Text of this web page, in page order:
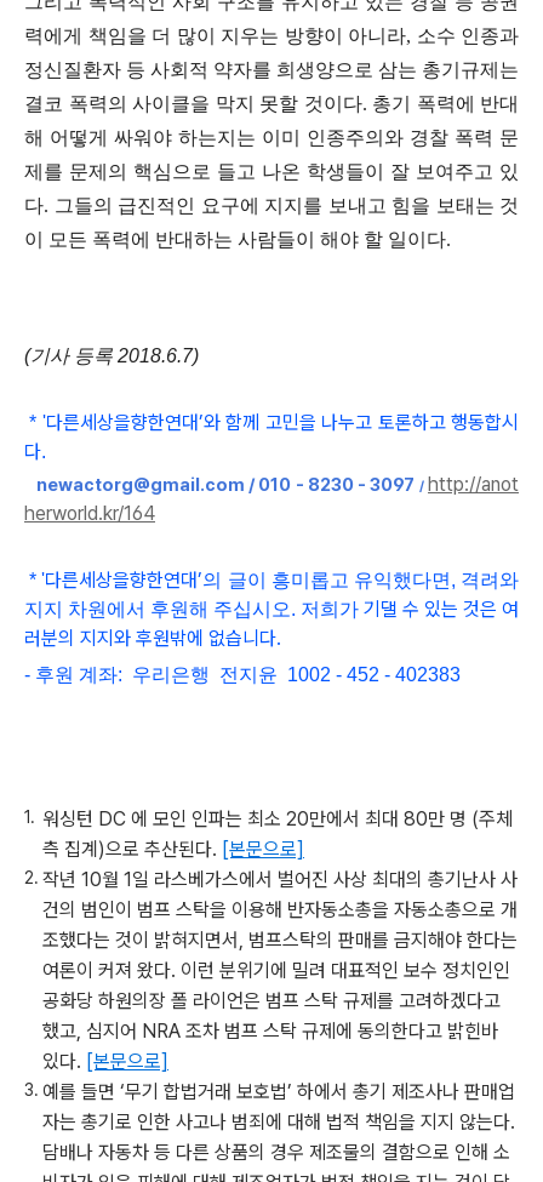
력에게 책임을 더 많이 지우는 방향이 아니라, 소수 인종과
정신질환자 등 사회적 약자를 희생양으로 삼는 총기규제는
결코 폭력의 사이클을 막지 못할 것이다. 총기 폭력에 반대
해 어떻게 싸워야 하는지는 이미 인종주의와 경찰 폭력 문
제를 문제의 핵심으로 들고 나온 학생들이 잘 보여주고 있
다. 그들의 급진적인 요구에 지지를 보내고 힘을 보태는 것
이 모든 폭력에 반대하는 사람들이 해야 할 일이다.
(기사 등록 2018.6.7)
* '다른세상을향한연대’와 함께 고민을 나누고 토론하고 행동합시
다.
newactorg@gmail.com / 010 - 8230 - 3097 / http://anot
herworld.kr/164
*'다른세상을향한연대’의 글이 흥미롭고 유익했다면, 격려와
지지 차원에서 후원해 주십시오. 저희가 기댈 수 있는 것은 여
러분의 지지와 후원밖에 없습니다.
- 후원 계좌: 우리은행 전지윤 1002 - 452 - 402383
워싱턴 DC 에 모인 인파는 최소 20만에서 최대 80만 명 (주체
측 집계)으로 추산된다. [본문으로]
작년 10월 1일 라스베가스에서 벌어진 사상 최대의 총기난사 사
건의 범인이 범프 스탁을 이용해 반자동소총을 자동소총으로 개
조했다는 것이 밝혀지면서, 범프스탁의 판매를 금지해야 한다는
여론이 커져 왔다. 이런 분위기에 밀려 대표적인 보수 정치인인
공화당 하원의장 폴 라이언은 범프 스탁 규제를 고려하겠다고
했고, 심지어 NRA 조차 범프 스탁 규제에 동의한다고 밝힌바
있다. [본문으로]
예를 들면 ‘무기 합법거래 보호법’ 하에서 총기 제조사나 판매업
자는 총기로 인한 사고나 범죄에 대해 법적 책임을 지지 않는다.
담배나 자동차 등 다른 상품의 경우 제조물의 결함으로 인해 소